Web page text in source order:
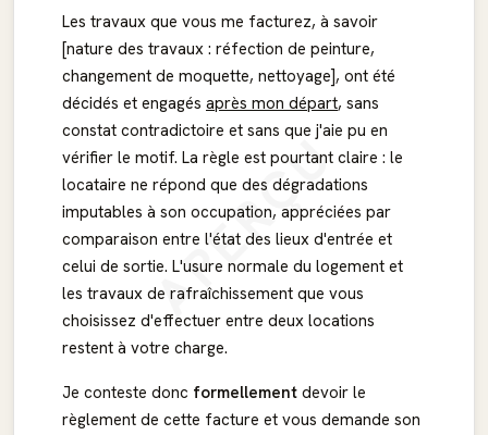
APERÇU
Les travaux que vous me facturez, à savoir
[nature des travaux : réfection de peinture,
changement de moquette, nettoyage], ont été
décidés et engagés après mon départ, sans
constat contradictoire et sans que j'aie pu en
vérifier le motif. La règle est pourtant claire : le
locataire ne répond que des dégradations
imputables à son occupation, appréciées par
comparaison entre l'état des lieux d'entrée et
celui de sortie. L'usure normale du logement et
les travaux de rafraîchissement que vous
choisissez d'effectuer entre deux locations
restent à votre charge.
Je conteste donc formellement devoir le
règlement de cette facture et vous demande son